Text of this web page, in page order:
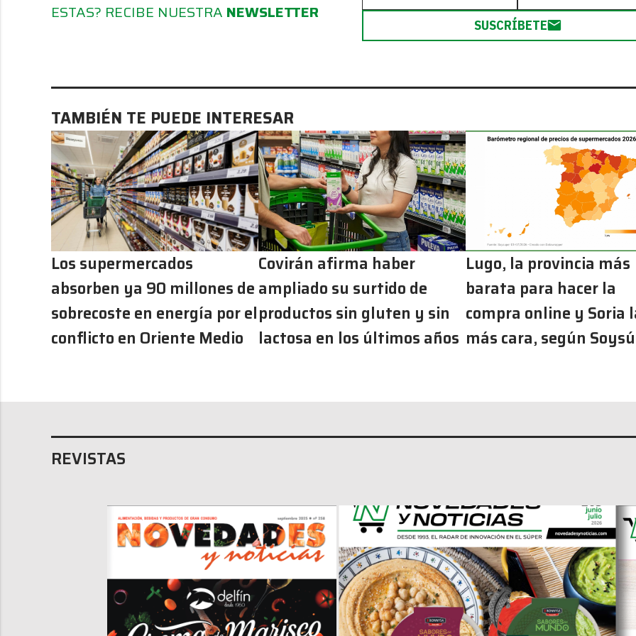
ESTAS? RECIBE NUESTRA NEWSLETTER
SUSCRÍBETE
TAMBIÉN TE PUEDE INTERESAR
Los supermercados
absorben ya 90 millones de
sobrecoste en energía por el
conflicto en Oriente Medio
Covirán afirma haber
ampliado su surtido de
productos sin gluten y sin
lactosa en los últimos años
Lugo, la provincia más
barata para hacer la
compra online y Soria
más cara, según
REVISTAS